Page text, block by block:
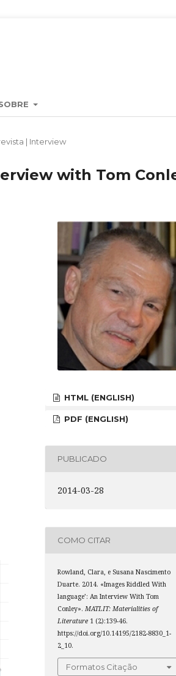
| Interview
with Tom
HTML (ENGLISH)
PDF (ENGLISH)
PUBLICADO
2014-03-28
COMO CITAR
Rowland, Clara, e Susana Nascimento
Duarte. 2014. «Images Riddled With
language’: An Interview With Tom
Conley».MATLIT: Materialities of
Literature 1 (2):139-46.
https://doi.org/10.14195/2182-8830_1-
2_10.
Formatos Citação